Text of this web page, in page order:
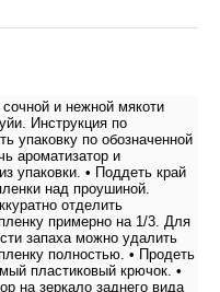
и нежной ‎мякоти
Инструкция по
упаковку по обозначенной
ароматизатор и
упаковки. • Поддеть край
над проушиной.
отделить
примерно на 1/3. Для
запаха можно удалить
полностью. • Продеть
пластиковый крючок. •
на зеркало заднего вида